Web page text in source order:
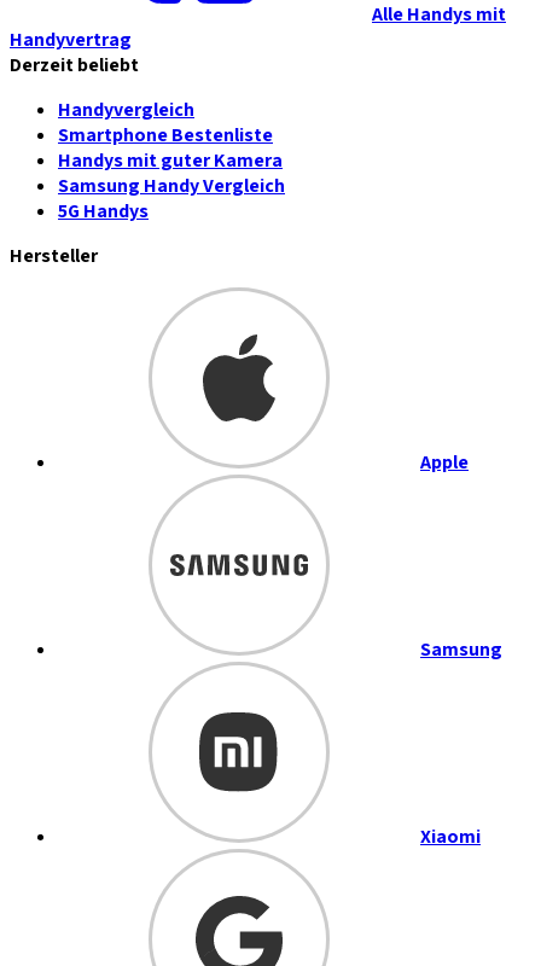
Alle Handys mit
Handyvertrag
Derzeit beliebt
Handyvergleich
Smartphone Bestenliste
Handys mit guter Kamera
Samsung Handy Vergleich
5G Handys
Hersteller
Apple
Samsung
Xiaomi